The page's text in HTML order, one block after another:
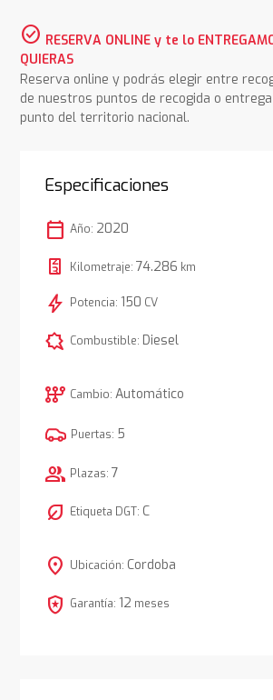
check_circle RESERVA ONLINE y te lo
QUIERAS
Reserva online y podrás elegir entre
de nuestros puntos de recogida o
punto del territorio nacional.
Especificaciones
calendar_today Año: 2020
Kilometraje: 74.286 km
bolt Potencia: 150 CV
comic_bubble Combustible: Diesel
auto_transmission Cambio: Automático
Puertas: 5
group Plazas: 7
nest_eco_leaf Etiqueta DGT: C
location_on Ubicación: Cordoba
local_police Garantía: 12 meses